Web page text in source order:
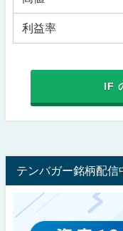
利益率
IF
テンバガー銘柄配信